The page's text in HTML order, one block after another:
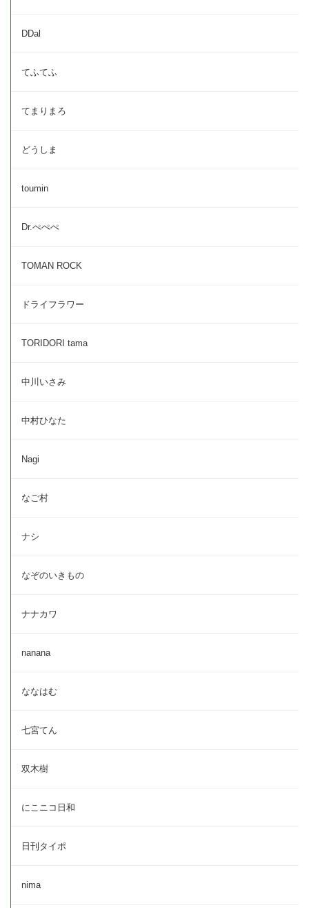
DDal
てふてふ
てまりまろ
どうしま
toumin
Dr.ぺぺぺ
TOMAN ROCK
ドライフラワー
TORIDORI tama
中川いさみ
中村ひなた
Nagi
なご村
ナシ
なぞのいきもの
ナナカワ
nanana
ななはむ
七宮てん
双木樹
にこニコ日和
日刊タイポ
nima